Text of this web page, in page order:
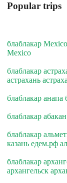
Popular trips
блаблакар
Mexico
блаблакар
астрахань
блаблакар анапа
блаблакар
блаблакар
казань едем.рф
блаблакар
архангельск